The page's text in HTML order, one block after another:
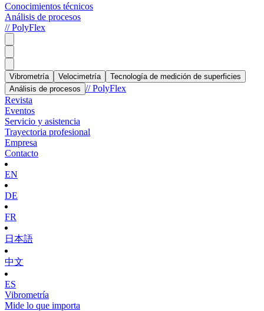
Conocimientos técnicos
Análisis de procesos
// PolyFlex
Vibrometría Velocimetría
Tecnología de medición de superficies
Análisis de procesos // PolyFlex
Revista
Eventos
Servicio y asistencia
Trayectoria profesional
Empresa
Contacto
EN
DE
FR
日本語
中文
ES
Vibrometría
Mide lo que importa